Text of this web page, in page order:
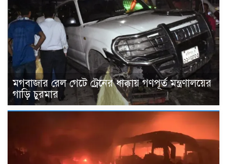
মগবাজার রেল গেটে ট্রেনের ধাক্কায় গণপূর্ত মন্ত্রণালয়ের
গাড়ি চুরমার